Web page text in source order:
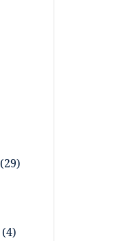
29
4